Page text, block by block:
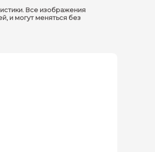
Все изображения
и могут меняться без